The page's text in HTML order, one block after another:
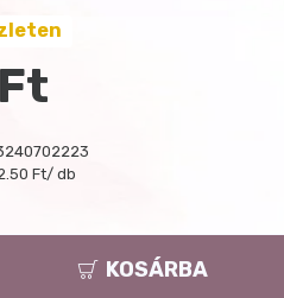
Ft/ db
KOSÁRBA